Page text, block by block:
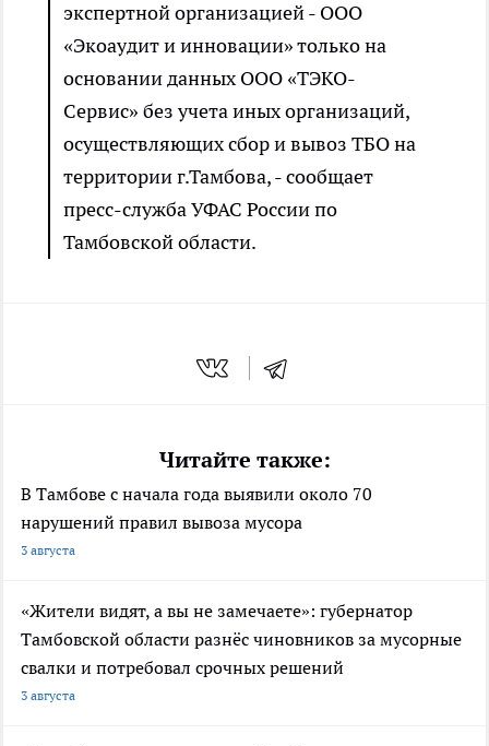
экспертной организацией - ООО
«Экоаудит и инновации» только на
основании данных ООО «ТЭКО-
Сервис» без учета иных организаций,
осуществляющих сбор и вывоз ТБО на
территории г.Тамбова, - сообщает
пресс-служба УФАС России по
Тамбовской области.
Читайте также:
В Тамбове с начала года выявили около 70
нарушений правил вывоза мусора
3 августа
«Жители видят, а вы не замечаете»: губернатор
Тамбовской области разнёс чиновников за мусорные
свалки и потребовал срочных решений
3 августа